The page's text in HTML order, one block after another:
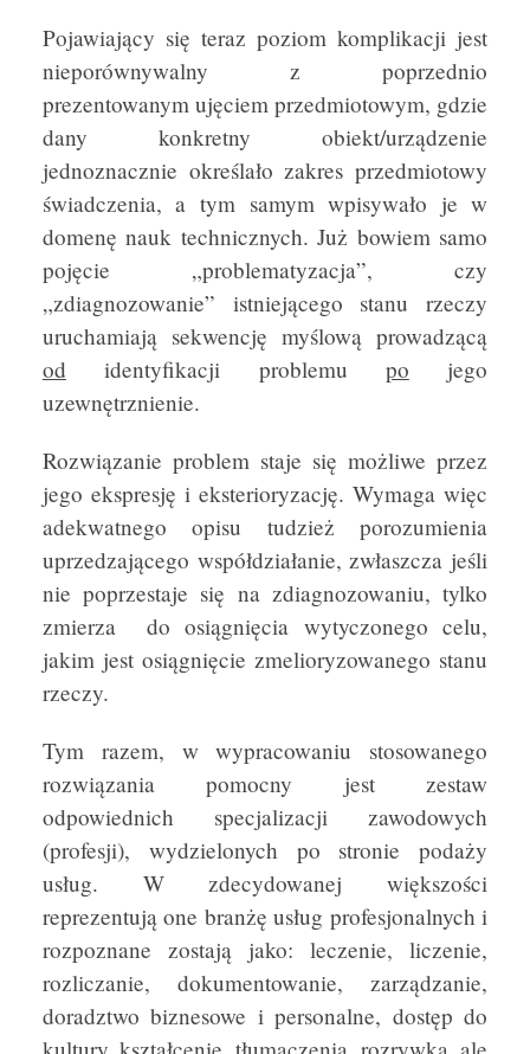
Pojawiający się teraz poziom komplikacji jest
nieporównywalny z poprzednio
prezentowanym ujęciem przedmiotowym, gdzie
dany konkretny obiekt/urządzenie
jednoznacznie określało zakres przedmiotowy
świadczenia, a tym samym wpisywało je w
domenę nauk technicznych. Już bowiem samo
pojęcie „problematyzacja”, czy
„zdiagnozowanie” istniejącego stanu rzeczy
uruchamiają sekwencję myślową prowadzącą
od identyfikacji problemu po jego
uzewnętrznienie.
Rozwiązanie problem staje się możliwe przez
jego ekspresję i eksterioryzację. Wymaga więc
adekwatnego opisu tudzież porozumienia
uprzedzającego współdziałanie, zwłaszcza jeśli
nie poprzestaje się na zdiagnozowaniu, tylko
zmierza do osiągnięcia wytyczonego celu,
jakim jest osiągnięcie zmelioryzowanego stanu
rzeczy.
Tym razem, w wypracowaniu stosowanego
rozwiązania pomocny jest zestaw
odpowiednich specjalizacji zawodowych
(profesji), wydzielonych po stronie podaży
usług. W zdecydowanej większości
reprezentują one branżę usług profesjonalnych i
rozpoznane zostają jako: leczenie, liczenie,
rozliczanie, dokumentowanie, zarządzanie,
doradztwo biznesowe i personalne, dostęp do